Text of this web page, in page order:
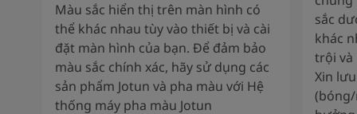
Màu sắc hiển thị trên màn hình có
thể khác nhau tùy vào thiết bị và cài
đặt màn hình của bạn. Để đảm bảo
màu sắc chính xác, hãy sử dụng các
sản phẩm Jotun và pha màu với Hệ
thống máy pha màu Jotun
sắc
khác
trội và
Xin